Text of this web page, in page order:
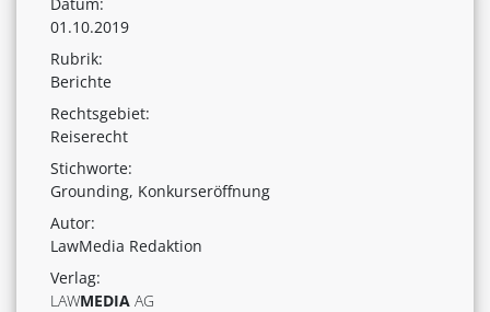
01.10.2019
Rubrik:
Berichte
Rechtsgebiet:
Reiserecht
Stichworte:
Grounding, Konkurseröffnung
Autor:
LawMedia Redaktion
Verlag:
LAWMEDIA AG